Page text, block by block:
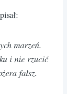
marzeń.
i nie rzucić
fałsz.